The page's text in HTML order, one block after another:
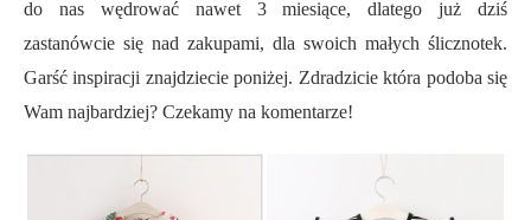
do nas wędrować nawet 3 miesiące, dlatego już dziś
zastanówcie się nad zakupami, dla swoich małych ślicznotek.
Garść inspiracji znajdziecie poniżej. Zdradzicie która podoba się
Wam najbardziej? Czekamy na komentarze!